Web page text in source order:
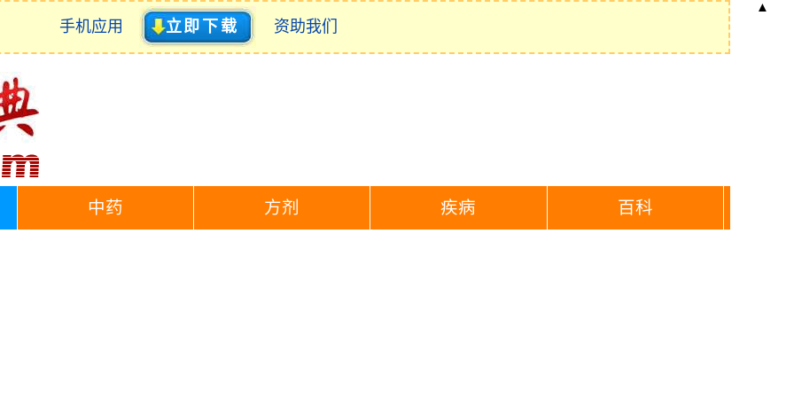
手机应用 立即下载 资助我们
中药 方剂 疾病 百科
▲